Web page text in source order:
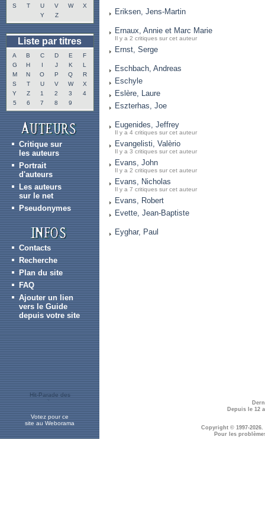
S
T U V W
X
Y
Z
Liste par titres
A B C D E
F
G
H I J K
L
M
N O P Q
R
S
T U V W
X
Y
Z 1 2 3
4
5
6 7 8 9
Critique sur
les auteurs
Portrait
d'auteurs
Les auteurs
sur le net
Pseudonymes
Contacts
Recherche
Plan du site
FAQ
Ajouter un lien
vers le Guide
depuis votre site
Eriksen, Jens-Martin
Ernaux, Annie et Marc Marie
Il y a 2 critiques sur cet auteur
Ernst, Serge
Eschbach, Andreas
Eschyle
Eslère, Laure
Eszterhas, Joe
Eugenides, Jeffrey
Il y a 4 critiques sur cet auteur
Evangelisti, Valèrio
Il y a 3 critiques sur cet auteur
Evans, John
Il y a 2 critiques sur cet auteur
Evans, Nicholas
Il y a 7 critiques sur cet auteur
Evans, Robert
Evette, Jean-Baptiste
Eyghar, Paul
Votez pour ce
site au Weborama
Depuis le 12
Copyright © 1997-2026.
Pour les